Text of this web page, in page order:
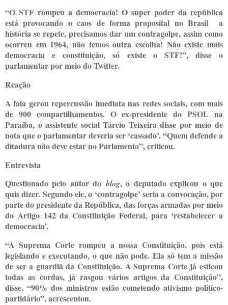
“O STF rompeu a democracia! O super poder da república
está provocando o caos de forma proposital no Brasil
a
história se repete, precisamos dar um contragolpe, assim como
ocorreu em 1964, não temos outra escolha! Não existe mais
democracia e constituição, só existe o STF!”, disse o
parlamentar por meio do Twitter.
Reação
A fala gerou repercussão imediata nas redes sociais, com mais
de 900 compartilhamentos. O ex-presidente do PSOL na
Paraíba, o assistente social Tárcio Teixeira disse por meio de
nota que o parlamentar deveria ser ‘cassado’. “Quem defende a
ditadura não deve estar no Parlamento”, criticou.
Entrevista
Questionado pelo autor do blog, o deputado explicou o que
quis dizer. Segundo ele, o ‘contragolpe’ seria a convocação, por
parte do presidente da República, das forças armadas por meio
do Artigo 142 da Constituição Federal, para ‘restabelecer a
democracia’.
“A Suprema Corte rompeu a nossa Constituição, pois está
legislando e executando, o que não pode. Ela só tem a missão
de ser a guardiã da Constituição. A Suprema Corte já esticou
todas as cordas, já rasgou vários artigos da Constituição”,
disse. “90% dos ministros estão cometendo ativismo político-
partidário”, acrescentou.